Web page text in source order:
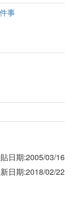
事
日期:2005/03/16
日期:2018/02/22